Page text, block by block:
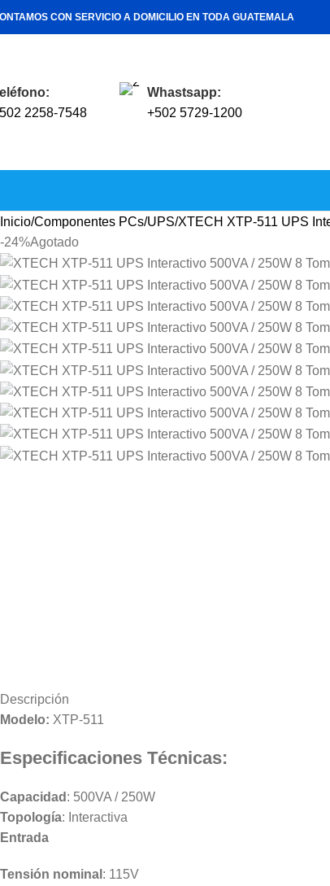
CON SERVICIO A DOMICILIO EN TODA GUATEMALA
2258-7548
Whastsapp:
+502 5729-1200
Inicio Componentes PCs UPS XTECH XTP-511 UPS
-24%Agotado
Descripción
Modelo: XTP-511
Especificaciones Técnicas:
Capacidad : 500VA / 250W
Topología: Interactiva
Entrada
Tensión nominal : 115V